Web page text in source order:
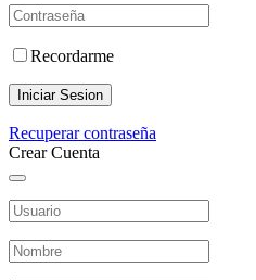
Recordarme
Iniciar Sesion
Recuperar contraseña
Crear Cuenta